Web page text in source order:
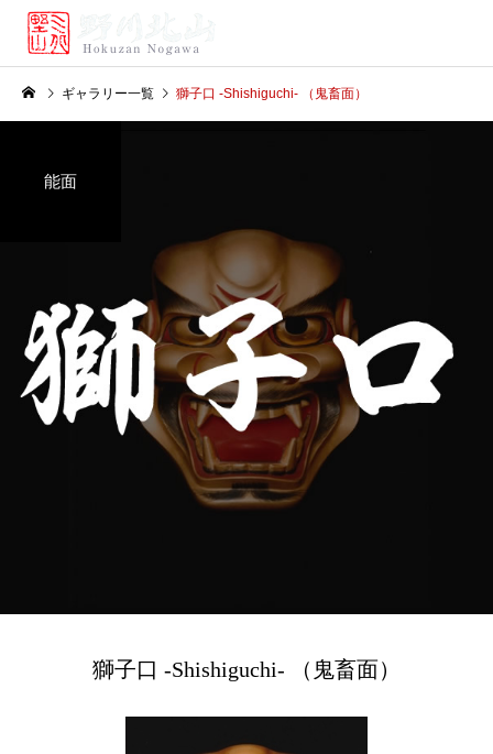
ギャラリー一覧 獅子口 -Shishiguchi- （鬼畜面）
能面
獅子口 -Shishiguchi- （鬼畜面）